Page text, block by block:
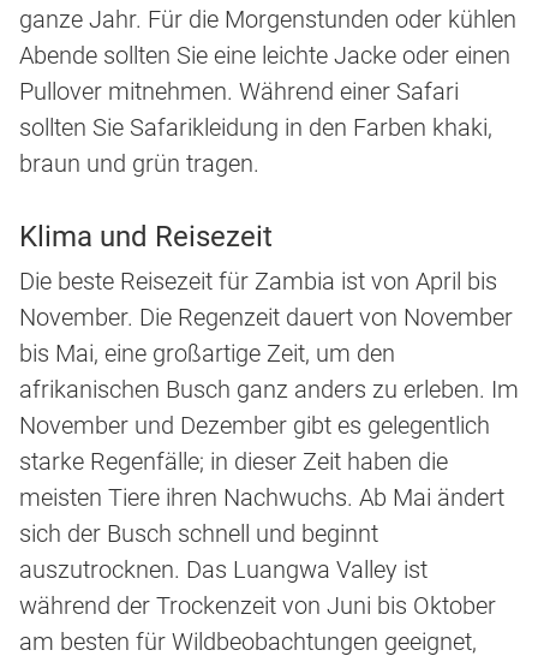
ganze Jahr. Für die Morgenstunden oder kühlen
Abende sollten Sie eine leichte Jacke oder einen
Pullover mitnehmen. Während einer Safari
sollten Sie Safarikleidung in den Farben khaki,
braun und grün tragen.
Klima und Reisezeit
Die beste Reisezeit für Zambia ist von April bis
November. Die Regenzeit dauert von November
bis Mai, eine großartige Zeit, um den
afrikanischen Busch ganz anders zu erleben. Im
November und Dezember gibt es gelegentlich
starke Regenfälle; in dieser Zeit haben die
meisten Tiere ihren Nachwuchs. Ab Mai ändert
sich der Busch schnell und beginnt
auszutrocknen. Das Luangwa Valley ist
während der Trockenzeit von Juni bis Oktober
am besten für Wildbeobachtungen geeignet,